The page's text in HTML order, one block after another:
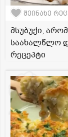
შეინახე
მსუბუქი,
საახალწლო
რეცეპტი